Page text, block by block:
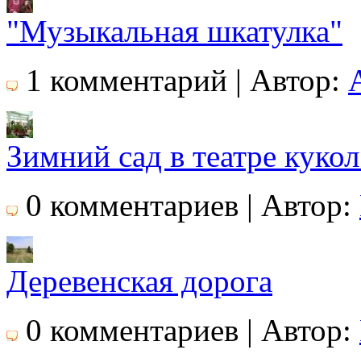
"Музыкальная шкатулка"
1 комментарий | Автор:
Зимний сад в театре
0 комментариев | Автор:
Деревенская дорога
0 комментариев | Автор: